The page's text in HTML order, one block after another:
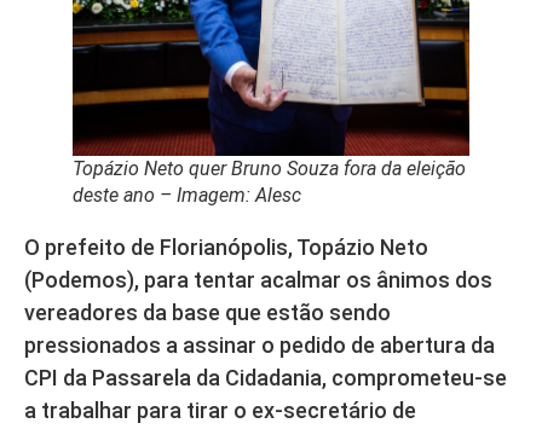
Topázio Neto quer Bruno Souza fora da eleição
deste ano – Imagem: Alesc
O prefeito de Florianópolis, Topázio Neto
(Podemos), para tentar acalmar os ânimos dos
vereadores da base que estão sendo
pressionados a assinar o pedido de abertura da
CPI da Passarela da Cidadania, comprometeu-se
a trabalhar para tirar o ex-secretário de